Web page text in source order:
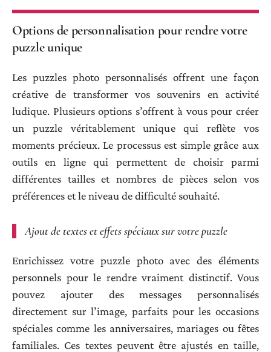
Options de personnalisation pour rendre votre
puzzle unique
Les puzzles photo personnalisés offrent une façon
créative de transformer vos souvenirs en activité
ludique. Plusieurs options s’offrent à vous pour créer
un puzzle véritablement unique qui reflète vos
moments précieux. Le processus est simple grâce aux
outils en ligne qui permettent de choisir parmi
différentes tailles et nombres de pièces selon vos
préférences et le niveau de difficulté souhaité.
Ajout de textes et effets spéciaux sur votre puzzle
Enrichissez votre puzzle photo avec des éléments
personnels pour le rendre vraiment distinctif. Vous
pouvez ajouter des messages personnalisés
directement sur l’image, parfaits pour les occasions
spéciales comme les anniversaires, mariages ou fêtes
familiales. Ces textes peuvent être ajustés en taille,